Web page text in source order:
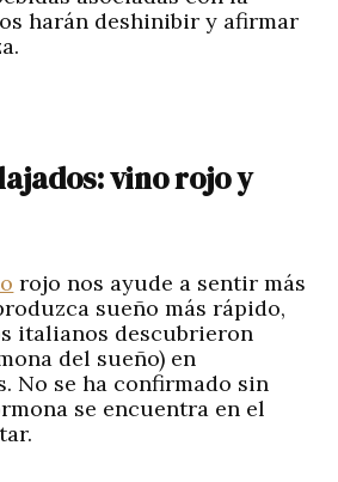
harán deshinibir y afirmar
vino rojo y
rojo nos ayude a sentir más
sueño más rápido,
italianos descubrieron
del sueño) en
No se ha confirmado sin
se encuentra en el